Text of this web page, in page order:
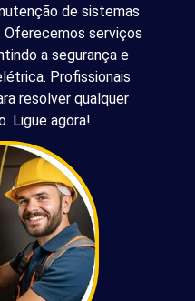
de sistemas
serviços
a segurança e
Profissionais
resolver qualquer
Ligue agora!